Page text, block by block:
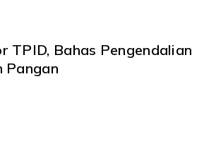
TPID, Bahas Pengendalian
Pangan